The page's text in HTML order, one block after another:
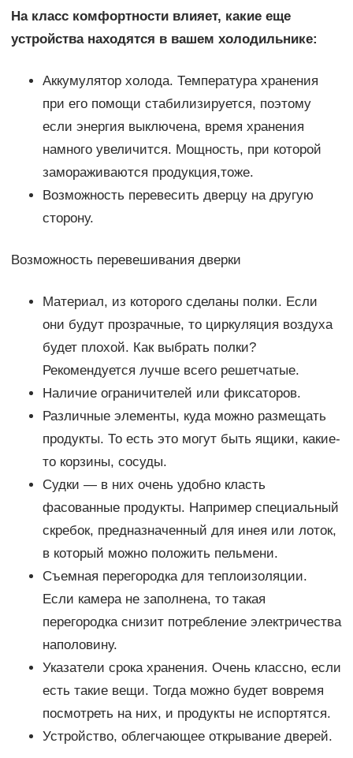
На класс комфортности влияет, какие еще
устройства находятся в вашем холодильнике:
Аккумулятор холода. Температура хранения
при его помощи стабилизируется, поэтому
если энергия выключена, время хранения
намного увеличится. Мощность, при которой
замораживаются продукция,тоже.
Возможность перевесить дверцу на другую
сторону.
Возможность перевешивания дверки
Материал, из которого сделаны полки. Если
они будут прозрачные, то циркуляция воздуха
будет плохой. Как выбрать полки?
Рекомендуется лучше всего решетчатые.
Наличие ограничителей или фиксаторов.
Различные элементы, куда можно размещать
продукты. То есть это могут быть ящики, какие-
то корзины, сосуды.
Судки — в них очень удобно класть
фасованные продукты. Например специальный
скребок, предназначенный для инея или лоток,
в который можно положить пельмени.
Съемная перегородка для теплоизоляции.
Если камера не заполнена, то такая
перегородка снизит потребление электричества
наполовину.
Указатели срока хранения. Очень классно, если
есть такие вещи. Тогда можно будет вовремя
посмотреть на них, и продукты не испортятся.
Устройство, облегчающее открывание дверей.